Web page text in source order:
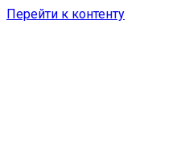
Перейти к контенту